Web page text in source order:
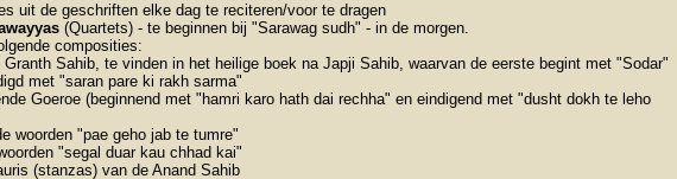
uit de geschriften elke dag te reciteren/voor te dragen
(Quartets) - te beginnen bij "Sarawag sudh" - in de morgen.
composities:
Granth Sahib, te vinden in het heilige boek na Japji Sahib, waarvan de eerste begint met "Sodar"
met "saran pare ki rakh sarma"
Goeroe (beginnend met "hamri karo hath dai rechha" en eindigend met "dusht dokh te leho
woorden "pae geho jab te tumre"
"segal duar kau chhad kai"
(stanzas) van de Anand Sahib